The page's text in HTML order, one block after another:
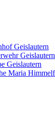
Geislautern
Geislautern
Geislautern
Maria